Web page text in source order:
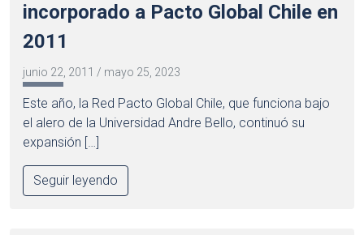
incorporado a Pacto Global Chile en
2011
junio 22, 2011 / mayo 25, 2023
Este año, la Red Pacto Global Chile, que funciona bajo
el alero de la Universidad Andre Bello, continuó su
expansión […]
Seguir leyendo